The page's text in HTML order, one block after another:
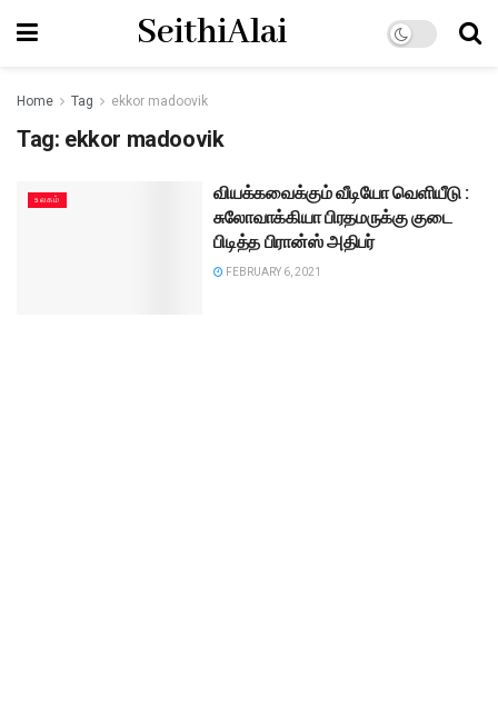
SeithiAlai
Home Tag ekkor madoovik
Tag: ekkor madoovik
உலகம்
வியக்கவைக்கும் வீடியோ வெளியீடு :
சுலோவாக்கியா பிரதமருக்கு குடை
பிடித்த பிரான்ஸ் அதிபர்
FEBRUARY 6, 2021